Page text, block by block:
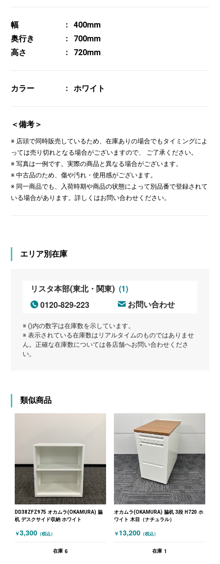
幅
400mm
奥行き
700mm
高さ
720mm
カラー ホワイト
＜備考＞
※ 店頭で同時販売しているため、在庫ありの場合でもタイミングによ
っては売り切れとなる場合がございますので、 ご了承ください。
※ 写真は一例です。実際の商品と異なる場合がございます。
※ 中古品のため、傷や汚れ・使用感がございます。
※ 同一商品でも、入荷時期や商品の状態によって別品番で登録されて
いる場合があります。詳しくはお問い合わせください。
エリア別在庫
リスタ本部(東北・関東) (1)
0120-829-223
お問い合わせ
※ ()内の数字は在庫数を示しています。
※ 表示されている在庫数はリアルタイムのものではありませ
ん。正確な在庫数については各店舗へお問い合わせくださ
い。
類似商品
DD38ZFZ975 オカムラ(OKAMURA) 脇
机 デスクサイド収納 ホワイト
￥3,300 （税込）
在庫 6
オカムラ(OKAMURA) 脇机 3段 H720 ホ
ワイト 木目（ナチュラル）
￥ 13,200 （税込）
在庫 1